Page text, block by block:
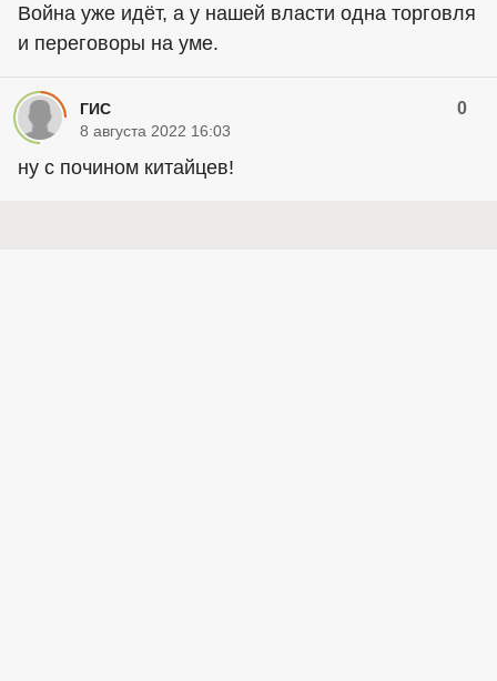
Война уже идёт, а у нашей власти одна торговля
и переговоры на уме.
ГИС 0
8 августа 2022 16:03
ну с почином китайцев!